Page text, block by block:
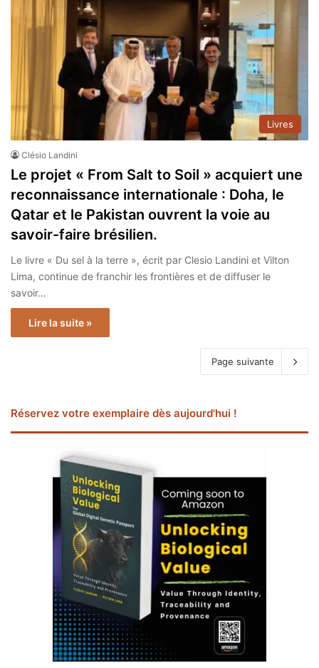
Livres
Clésio Landini
Le projet « From Salt to Soil » acquiert une
reconnaissance internationale : Doha, le
Qatar et le Pakistan ouvrent la voie au
savoir-faire brésilien.
Le livre « Du sel à la terre », écrit par Clesio Landini et Vilton
Lima, continue de franchir les frontières et de diffuser le
savoir…
Lire la suite »
Page suivante
Réservez votre exemplaire dès aujourd'hui !